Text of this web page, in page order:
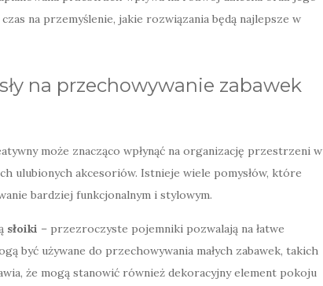
na przemyślenie, jakie rozwiązania będą najlepsze w
na przechowywanie zabawek
może znacząco wpłynąć na organizację przestrzeni w
ulubionych akcesoriów. Istnieje wiele pomysłów, które
bardziej funkcjonalnym i stylowym.
słoiki – przezroczyste pojemniki pozwalają na łatwe
być używane do przechowywania małych zabawek, takich
że mogą stanowić również dekoracyjny element pokoju